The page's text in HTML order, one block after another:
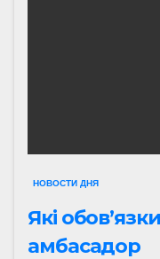
НОВОСТИ ДНЯ
Які
амбасадор